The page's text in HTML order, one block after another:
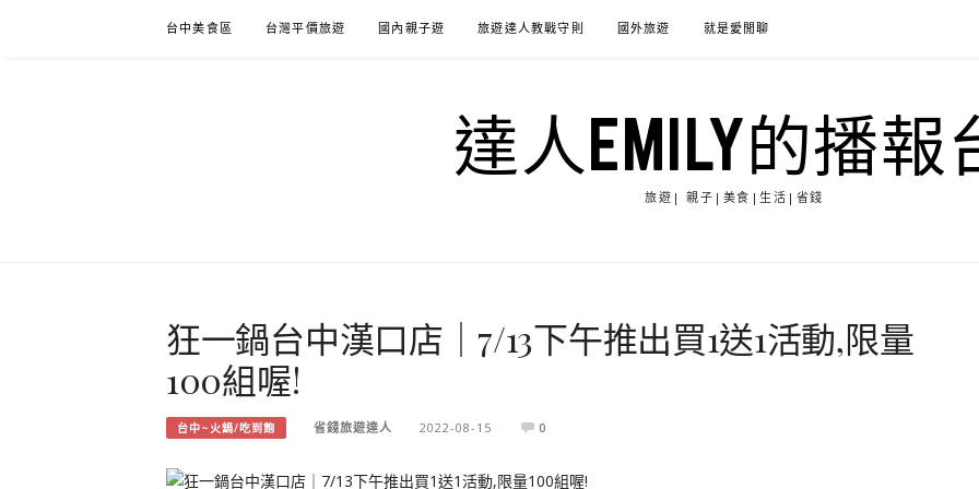
台中美食區 台灣平價旅遊 國內親子遊 旅遊達人教戰守則 國外旅遊 就是愛閒聊
達人EMILY的播報
旅遊| 親子|美食|生活|省錢
狂一鍋台中漢口店｜7/13下午推出買1送1活動,限量
100組喔!
台中~火鍋/吃到飽 省錢旅遊達人 2022-08-15 0